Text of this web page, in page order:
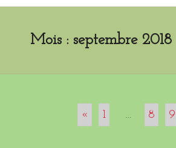
Mois : septembre 2018
« 1 … 8 9